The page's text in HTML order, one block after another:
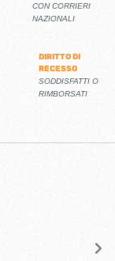
CON CORRIERI
NAZIONALI
DIRITTO DI
RECESSO
SODDISFATTI O
RIMBORSATI